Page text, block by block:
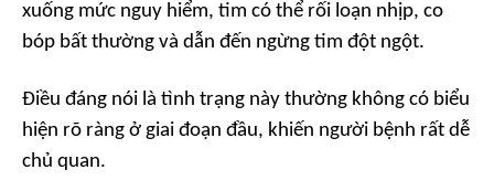
xuống mức nguy hiểm, tim có thể rối loạn nhịp, co
bóp bất thường và dẫn đến ngừng tim đột ngột.
Điều đáng nói là tình trạng này thường không có biểu
hiện rõ ràng ở giai đoạn đầu, khiến người bệnh rất dễ
chủ quan.